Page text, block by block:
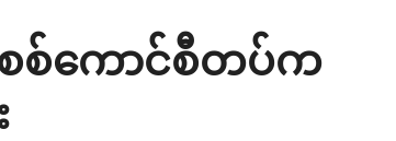
စစ်ကောင်စီတပ်က